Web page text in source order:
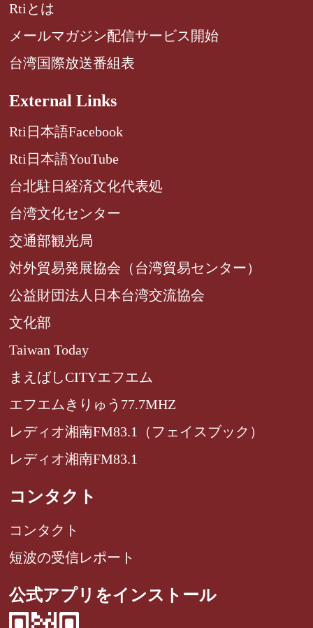
Rtiとは
メールマガジン配信サービス開始
台湾国際放送番組表
External Links
Rti日本語Facebook
Rti日本語YouTube
台北駐日経済文化代表処
台湾文化センター
交通部観光局
対外貿易発展協会（台湾貿易センター）
公益財団法人日本台湾交流協会
文化部
Taiwan Today
まえばしCITYエフエム
エフエムきりゅう77.7MHZ
レディオ湘南FM83.1（フェイスブック）
レディオ湘南FM83.1
コンタクト
コンタクト
短波の受信レポート
公式アプリをインストール